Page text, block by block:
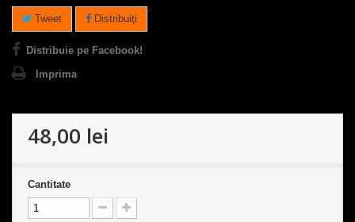
Tweet Distribuiţi
Distribuie pe Facebook!
Imprima
48,00 lei
Cantitate